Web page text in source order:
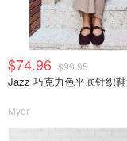
$74.96 $99.95
Jazz 巧克力色平底针织鞋
Myer